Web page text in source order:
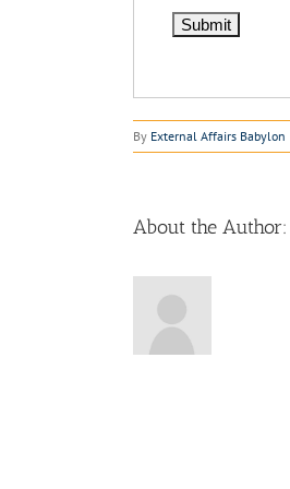
By External Affairs Babylon
About the Author: